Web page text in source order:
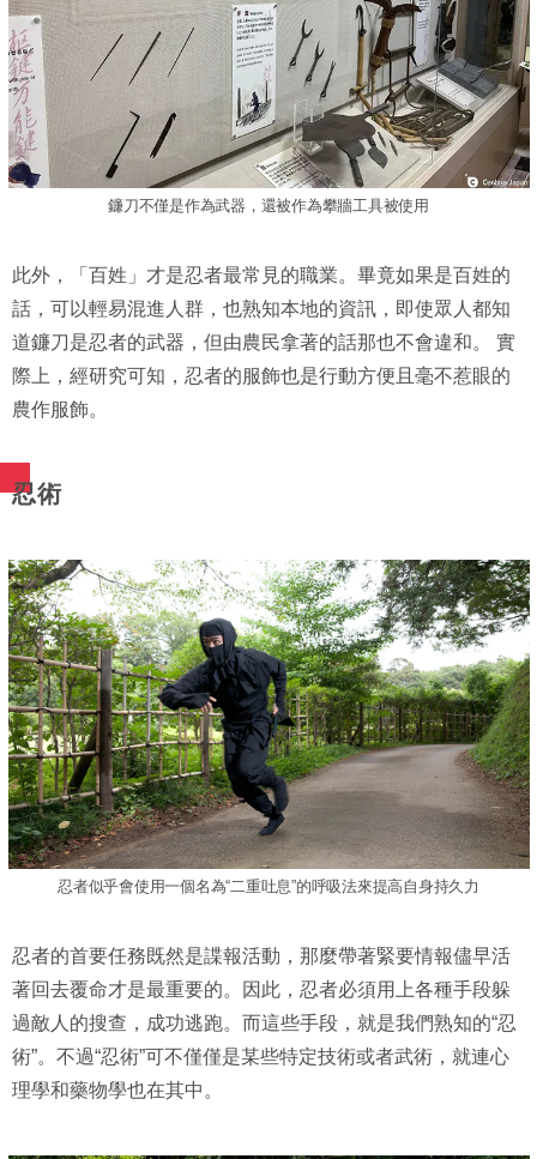
鐮刀不僅是作為武器，還被作為攀牆工具被使用
此外，「百姓」才是忍者最常見的職業。畢竟如果是百姓的
話，可以輕易混進人群，也熟知本地的資訊，即使眾人都知
道鐮刀是忍者的武器，但由農民拿著的話那也不會違和。 實
際上，經研究可知，忍者的服飾也是行動方便且毫不惹眼的
農作服飾。
忍術
忍者似乎會使用一個名為“二重吐息”的呼吸法來提高自身持久力
忍者的首要任務既然是諜報活動，那麼帶著緊要情報儘早活
著回去覆命才是最重要的。因此，忍者必須用上各種手段躲
過敵人的搜查，成功逃跑。而這些手段，就是我們熟知的“忍
術”。不過“忍術”可不僅僅是某些特定技術或者武術，就連心
理學和藥物學也在其中。